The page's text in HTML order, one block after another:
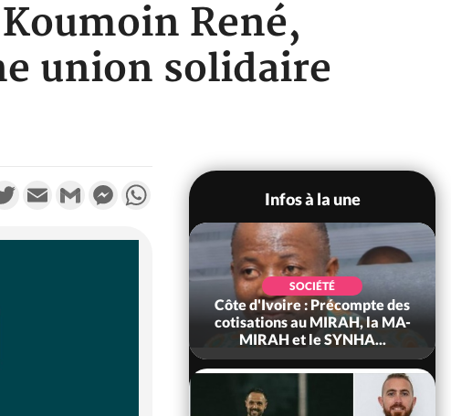
René,
union solidaire
TwitterEmail Gmail MessengerWhatsApp
Infos à la une
les Forces de
SOCIÉTÉ
Côte d'Ivoire : Précompte des
cotisations au MIRAH, la MA-
MIRAH et le SYNHA...